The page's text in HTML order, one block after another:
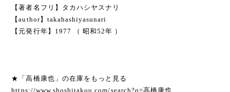
【著者名フリ】タカハシヤスナリ
【author】takahashiyasunari
【元発行年】1977 （ 昭和52年 ）
★「高橋康也」の在庫をもっと見る
https://www.shoshitakou.com/search?q=高橋康也